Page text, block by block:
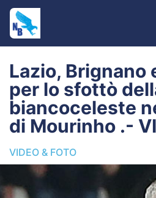
Home
News
Editoriale
Pagelle
Lazio, Brignano
per lo sfottò
biancoceleste
di Mourinho .-
VIDEO & FOTO